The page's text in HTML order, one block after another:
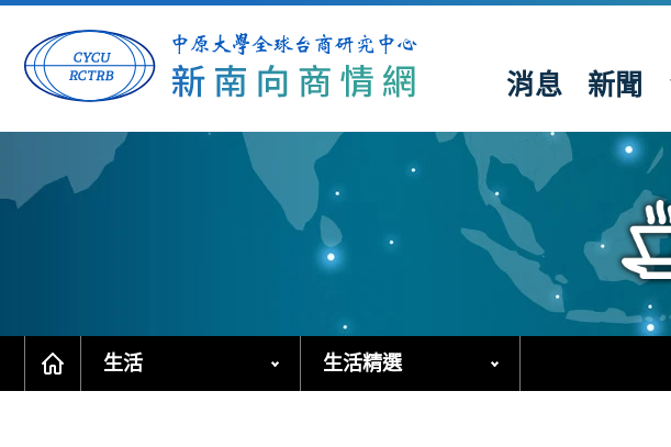
跳
消息 新聞
生活 生活精選